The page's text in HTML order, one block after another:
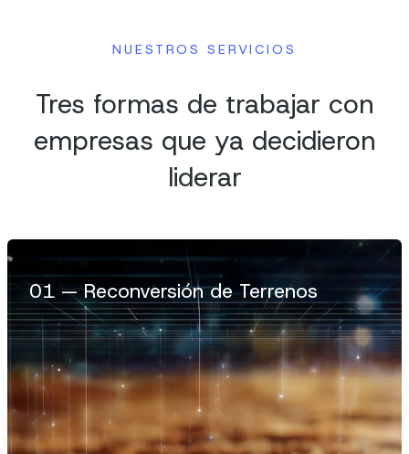
NUESTROS SERVICIOS
Tres formas de trabajar con
empresas que ya decidieron
liderar
01—Reconversión de Terrenos